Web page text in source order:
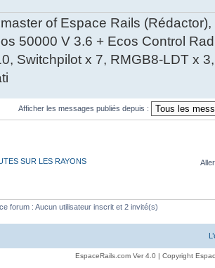
of Espace Rails
50000 V 3.6 + Ecos Control
Switchpilot x 7, RMGB8-LDT x
Afficher les messages publiés depuis :
SUR LES RAYONS
forum : Aucun utilisateur inscrit et 2 invité(s)
EspaceRails.com Ver 4.0 | Copyright